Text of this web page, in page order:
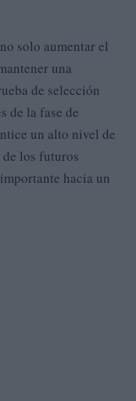
solo aumentar el
una
de selección
de la fase de
un alto nivel de
los futuros
hacia un